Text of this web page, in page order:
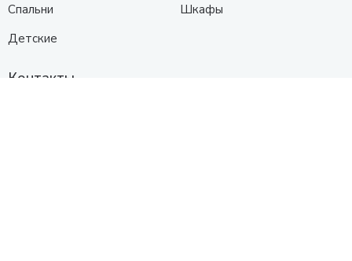
Спальни
Детские
Шкафы
Контакты